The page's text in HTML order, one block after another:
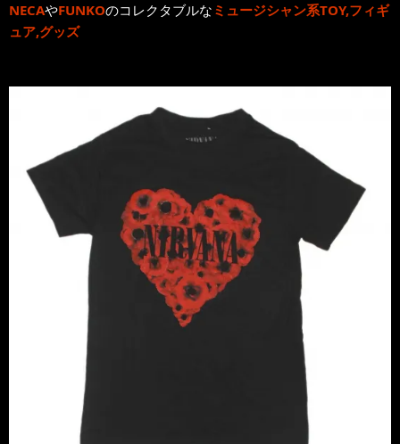
NECAやFUNKOのコレクタブルな ミュージシャン系TOY,フィギ
ュア,グッズ